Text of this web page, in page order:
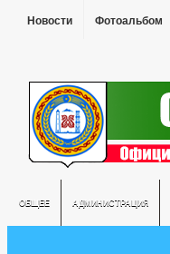
Новости Фотоальбом
ОБЩЕЕ АДМИНИСТРАЦИЯ